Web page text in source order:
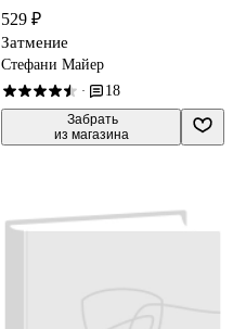
529 ₽
Затмение
Стефани Майер
· 18
Забрать
из магазина